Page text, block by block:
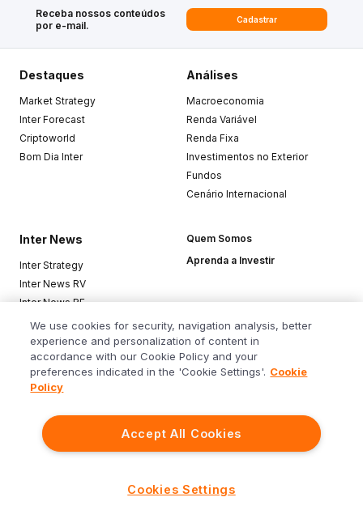
Receba nossos conteúdos
por e-mail.
Cadastrar
Siga o Inter
Destaques
Market Strategy
Inter Forecast
Criptoworld
Bom Dia Inter
Análises
Macroeconomia
Renda Variável
Renda Fixa
Investimentos no Exterior
Fundos
Cenário Internacional
Inter News
Inter Strategy
Inter News RV
Inter News RF
Top Funds
Quem Somos
Aprenda a Investir
Baixe o app
We use cookies for security, navigation analysis, better
experience and personalization of content in
accordance with our Cookie Policy and your
preferences indicated in the 'Cookie Settings'. Cookie
Policy
Accept All Cookies
Cookies Settings